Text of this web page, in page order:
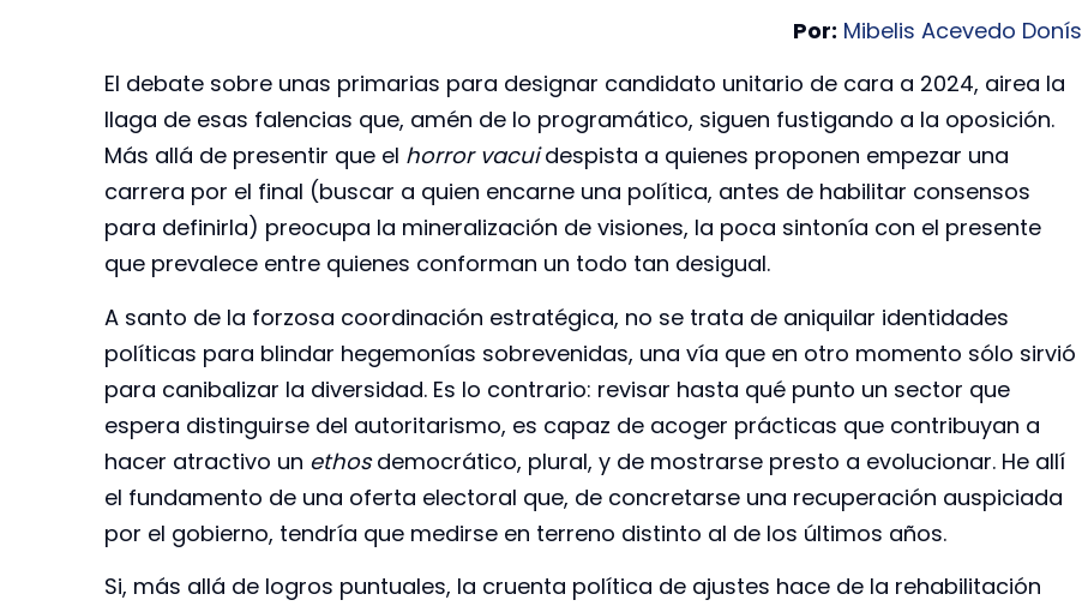
Por: Mibelis Acevedo Donís
El debate sobre unas primarias para designar candidato unitario de cara a 2024, airea la
llaga de esas falencias que, amén de lo programático, siguen fustigando a la oposición.
Más allá de presentir que el horror vacuidespista a quienes proponen empezar una
carrera por el final (buscar a quien encarne una política, antes de habilitar consensos
para definirla) preocupa la mineralización de visiones, la poca sintonía con el presente
que prevalece entre quienes conforman un todo tan desigual.
A santo de la forzosa coordinación estratégica, no se trata de aniquilar identidades
políticas para blindar hegemonías sobrevenidas, una vía que en otro momento sólo sirvió
para canibalizar la diversidad. Es lo contrario: revisar hasta qué punto un sector que
espera distinguirse del autoritarismo, es capaz de acoger prácticas que contribuyan a
hacer atractivo un ethosdemocrático, plural, y de mostrarse presto a evolucionar. He allí
el fundamento de una oferta electoral que, de concretarse una recuperación auspiciada
por el gobierno, tendría que medirse en terreno distinto al de los últimos años.
Si, más allá de logros puntuales, la cruenta política de ajustes hace de la rehabilitación